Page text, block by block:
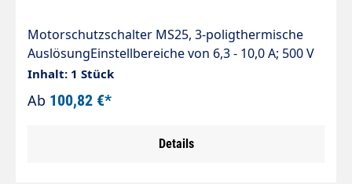
Motorschutzschalter MS25, 3-poligthermische
AuslösungEinstellbereiche von 6,3 - 10,0 A; 500 V
ACÜbereinstimmung mit NormenIEC 60947IEC
60204VDE 0660VDE 01113
Inhalt: 1 Stück
Ab 100,82 €*
Details